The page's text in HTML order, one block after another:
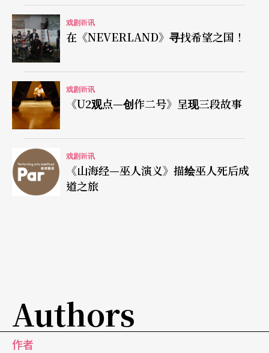
戏剧新讯
在《NEVERLAND》寻找希望之国！
戏剧新讯
《U2观点—创作二号》呈现三段故事
戏剧新讯
《山海经—巫人演义》描绘巫人死后成
道之旅
Authors
作者